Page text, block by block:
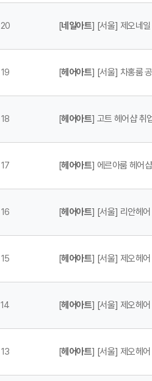
20 [네일아트] [서울] 제오네일
19 [헤어아트] [서울] 차홍룸
18 [헤어아트] 고트 헤어샵 취
17 [헤어아트] 에르아룸 헤어
16 [헤어아트] [서울] 리안헤어
15 [헤어아트] [서울] 제오헤어
14 [헤어아트] [서울] 제오헤어
13 [헤어아트] [서울] 제오헤어